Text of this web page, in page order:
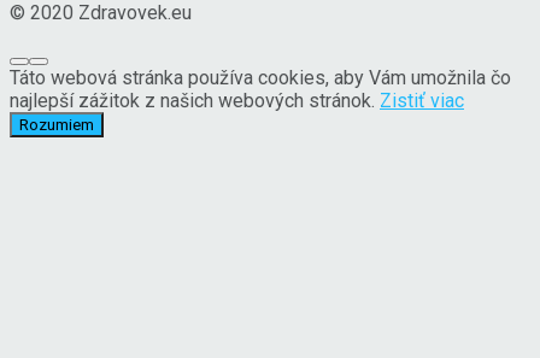
© 2020 Zdravovek.eu
Táto webová stránka používa cookies, aby Vám umožnila čo
najlepší zážitok z našich webových stránok. Zistiť viac
Rozumiem